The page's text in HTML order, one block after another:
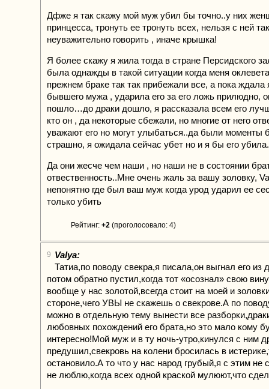
Дфже я так скажу мой муж убил бы точно..у них
принцесса, тронуть ее тронуть всех, нельзя с ней так
неуважительно говорить , иначе крышка!
Я более скажу я жила тогда в стране Персидского
была однажды в такой ситуации когда меня
прежнем браке так так прибежали все, а пока ждала
бывшего мужа , ударила его за его ложь прилюдно,
пошло…до драки дошло, я рассказала всем его
кто он , да некоторые сбежали, но многие от него
уважают его но могут улыбаться..да были моменты
страшно, я ожидала сейчас убет но и я бы его
Да они жесче чем наши , но наши не в состоянии
отвественность..Мне очень жаль за вашу золовку,
непонятно где был ваш муж когда урод ударил ее
только убить
Рейтинг: +2 (проголосовало: 4)
9 Valya:
Татиа,по поводу свекра,я писала,он выгнал его из
потом обратно пустил,когда тот «осознал» свою
вообще у нас золотой,всегда стоит на моей и
стороне,чего УВЫ не скажешь о свекрове.А по
можно в отдельную тему вынести все
любовных похождений его брата,но это мало кому
интересно!Мой муж и в ту ночь-утро,кинулся с ним
предушил,свекровь на колени бросилась в
остановило.А то что у нас народ грубый,я с этим не
не люблю,когда всех одной краской мулюют,что